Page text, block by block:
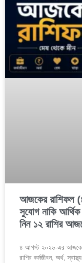
আজকের রাশিফল
সুযোগ নাকি
নিন ১২ রাশির
৪ আগস্ট ২০২৬-এর আজকের
রাশির কর্মজীবন, অর্থ,